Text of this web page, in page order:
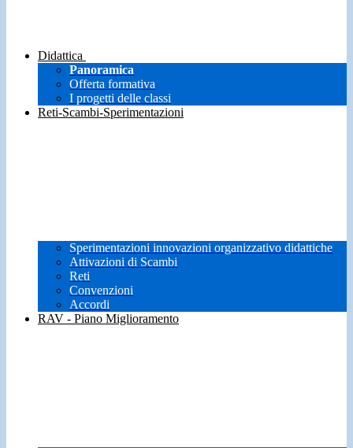
Didattica
Panoramica
Offerta formativa
I progetti delle classi
Reti-Scambi-Sperimentazioni
Sperimentazioni innovazioni organizzativo didattiche
Attivazioni di Scambi
Reti
Convenzioni
Accordi
RAV - Piano Miglioramento